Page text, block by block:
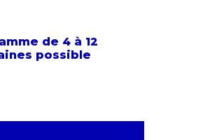
de 4 à 12
possible